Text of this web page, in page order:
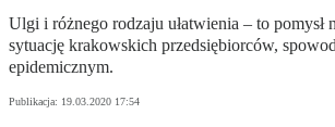
Ulgi i różnego rodzaju ułatwienia – to pomysł
sytuację krakowskich przedsiębiorców,
epidemicznym.
Publikacja: 19.03.2020 17:54